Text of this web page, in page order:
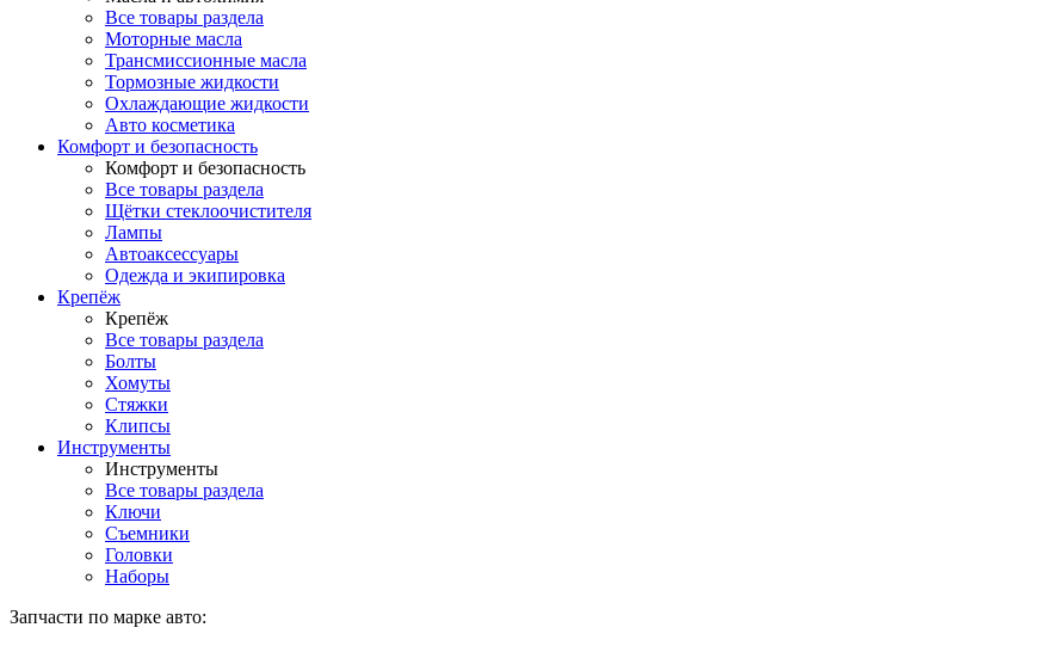
Все товары раздела
Моторные масла
Трансмиссионные масла
Тормозные жидкости
Охлаждающие жидкости
Авто косметика
Комфорт и безопасность
Комфорт и безопасность
Все товары раздела
Щётки стеклоочистителя
Лампы
Автоаксессуары
Одежда и экипировка
Крепёж
Крепёж
Все товары раздела
Болты
Хомуты
Стяжки
Клипсы
Инструменты
Инструменты
Все товары раздела
Ключи
Съемники
Головки
Наборы
Запчасти по марке авто: